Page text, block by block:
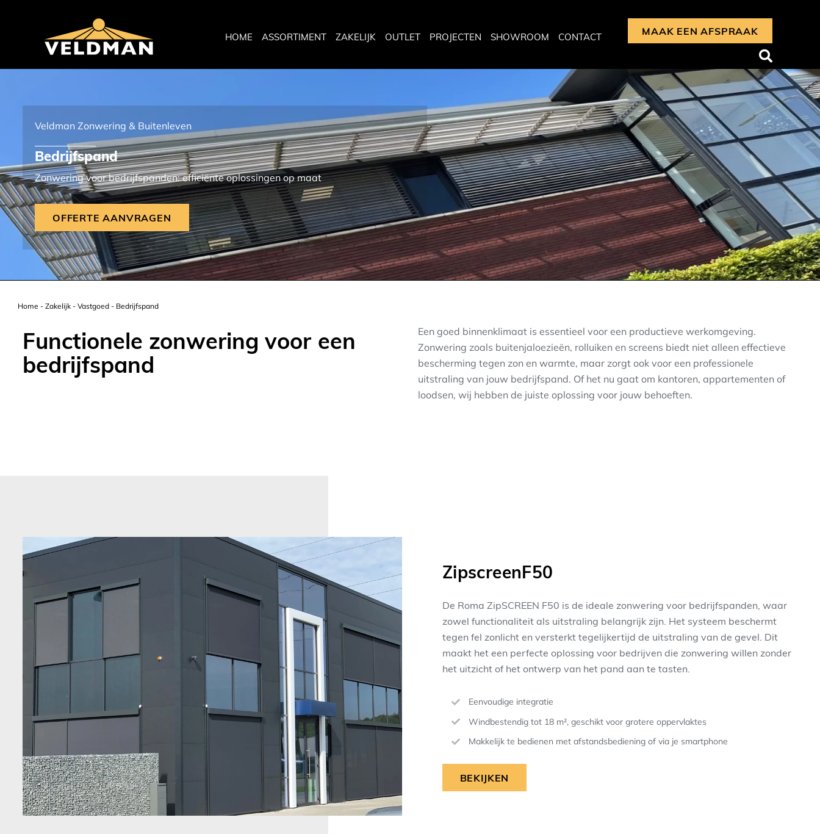
HOME ASSORTIMENT ZAKELIJK OUTLET PROJECTEN SHOWROOM CONTACT MAAK EEN AFSPRAAK
Veldman Zonwering & Buitenleven
Bedrijfspand
Zonwering voor bedrijfspanden: efficiënte oplossingen op maat
OFFERTE AANVRAGEN
Home -Zakelijk -Vastgoed - Bedrijfspand
Functionele zonwering voor een
bedrijfspand
Een goed binnenklimaat is essentieel voor een productieve werkomgeving.
Zonwering zoals buitenjaloezieën, rolluiken en screens biedt niet alleen effectieve
bescherming tegen zon en warmte, maar zorgt ook voor een professionele
uitstraling van jouw bedrijfspand. Of het nu gaat om kantoren, appartementen of
loodsen, wij hebben de juiste oplossing voor jouw behoeften.
ZipscreenF50
De Roma ZipSCREEN F50 is de ideale zonwering voor bedrijfspanden, waar
zowel functionaliteit als uitstraling belangrijk zijn. Het systeem beschermt
tegen fel zonlicht en versterkt tegelijkertijd de uitstraling van de gevel. Dit
maakt het een perfecte oplossing voor bedrijven die zonwering willen zonder
het uitzicht of het ontwerp van het pand aan te tasten.
Eenvoudige integratie
Windbestendig tot 18 m², geschikt voor grotere oppervlaktes
Makkelijk te bedienen met afstandsbediening of via je smartphone
BEKIJKEN